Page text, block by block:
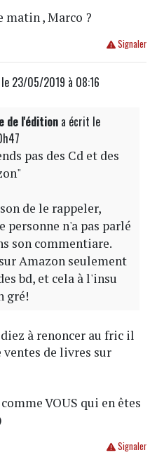
matin , Marco ?
Signaler
le 23/05/2019 à 08:16
de l'éditiona écrit le
pas des Cd et des
de le rappeler,
personne n'a pas parlé
son commentiare.
Amazon seulement
bd, et cela à l'insu
gré!
à renoncer au fric il
de livres sur
VOUS qui en êtes
Signaler